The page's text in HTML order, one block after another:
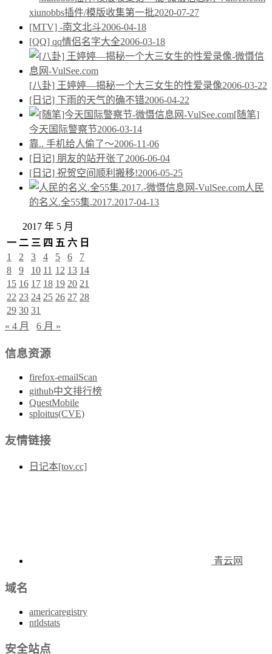
xiunobbs插件/模版收集第一批2020-07-27
[MTV] -南文北斗2006-04-18
[QQ] qq情侣名字大全2006-03-18
[八卦] 王婷婷—揭秘一个大三女生的性爱录像2006-03-22
[日记] 下雨的天气的确不错2006-04-22
[随笔]
今天国际警察节2006-03-14
靠.. 手机给人偷了～2006-11-06
[日记] 朋友的站开张了2006-06-04
[日记] 祝贺空间顺利搬移!2006-05-25
人民
的名义.全55集.2017.2017-04-13
2017 年 5 月
一 二 三 四 五 六 日
1
2 3 4 5 6
7
8
9 10 11 12 13 14
15 16 17 18 19 20 21
22 23 24 25 26 27 28
29 30 31
« 4 月
6 月 »
信息资源
firefox-emailScan
github中文排行榜
QuestMobile
sploitus(CVE)
友情链接
日记本[tov.cc]
青云网
域名
americaregistry
ntldstats
安全站点